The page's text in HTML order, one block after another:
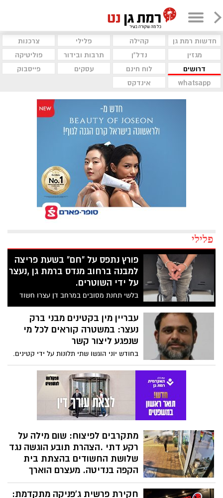
חדשות רמת גן קהילה פלילי
צרכנות
מגזין
נדל"ן תרבות ובידור
פוליטיקה
דרושים
לוח חינם עסקים
פייסבוק
whatsapp
אינדקס
פלילי
פורץ נתפס על "חם" בשעת פריצה
למבנה ברחוב מנדס ברמת גן ,נעצר
על ידי השוטרים.
בלשי תחנת מסובים במרחב דן עצרו חשוד
בהתפרצות למבנה ברמת גן; בימ"ש האריך
מעצרו
עבריין מין בקטינים מבני ברק
נעצר: במשטרה קוראים לכל מי
שנפגע ליצור קשר
בחודש יוני הוגשו שתי תלונות על ידי קטינים.
מעצרו של החשוד הוארך
מתקרבים לפיצוח: שום מילה על
רקע דתי .הצהרת תובע הוגשה נגד
שלושת החשודים בהצתת בית
הקפה בנדיטה. מעצרם הוארך
הציתו ונמלטו: היחידה ללוחמה בפשיעה
(יל"פ) של מרחב דן סיימה את חקירת שלושת
חקירת פרשית ג'פניקה מתקדמת: